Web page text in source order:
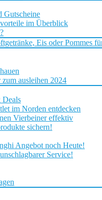
Gutscheine
im Überblick
Eis oder Pommes
ausleihen 2024
Deals
im Norden entdecken
Vierbeiner effektiv
sichern!
Angebot noch Heute!
Service!